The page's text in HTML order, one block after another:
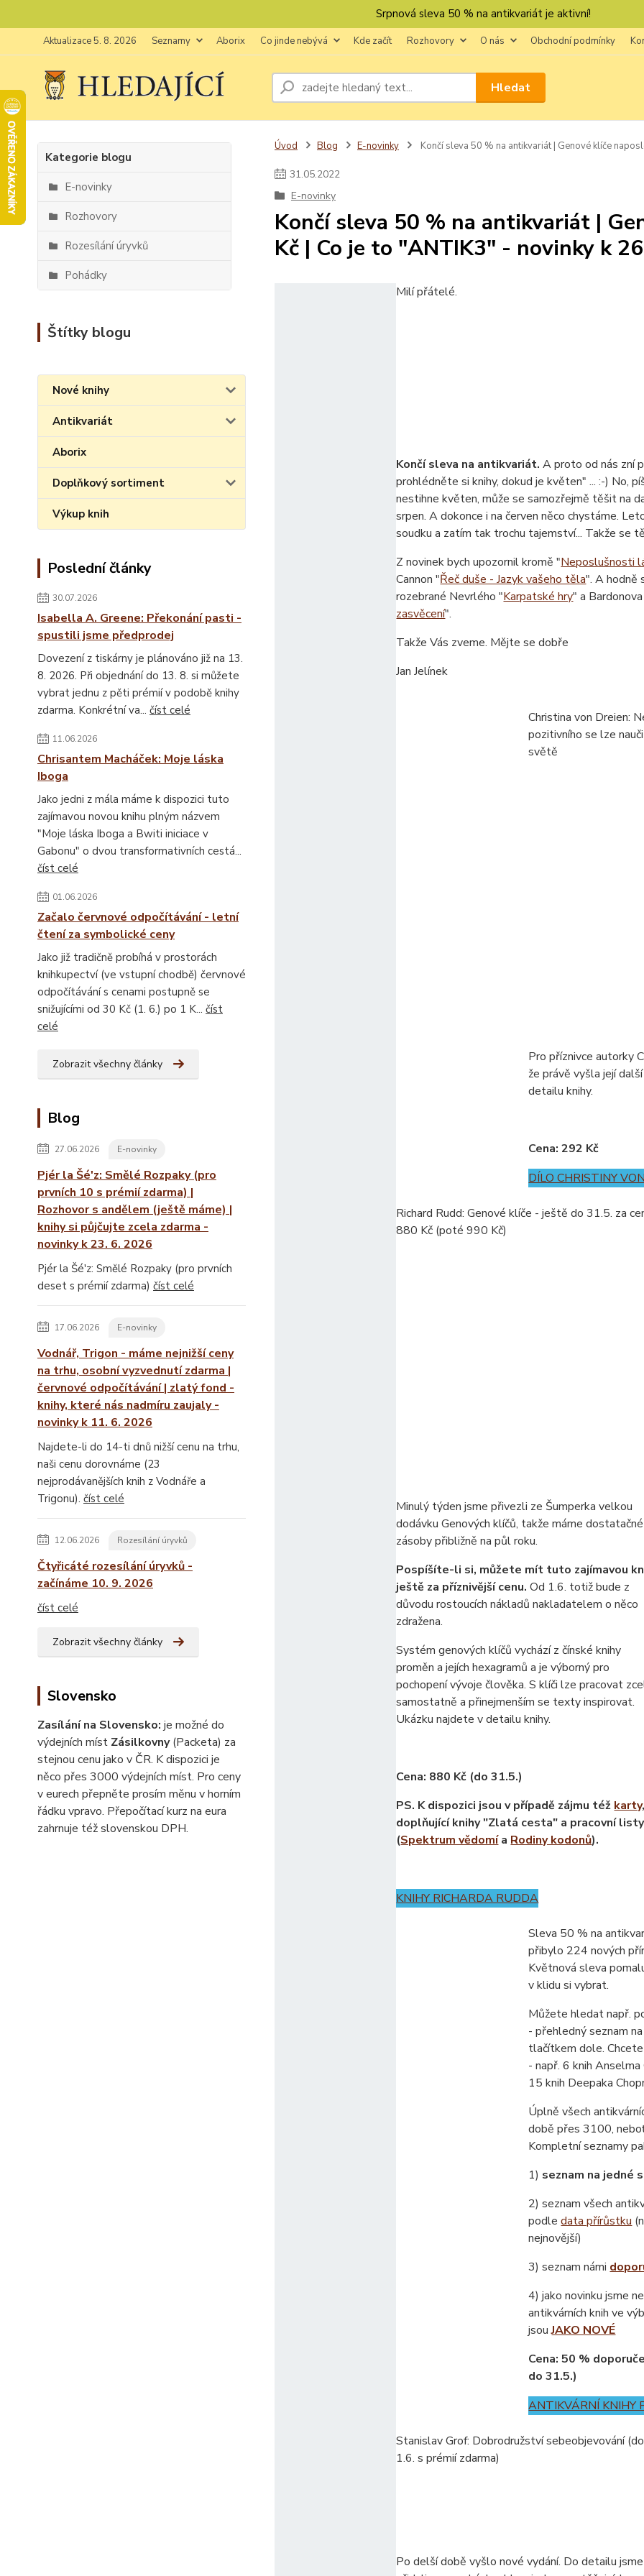
Srpnová sleva 50 % na antikvariát je aktivní!
Aktualizace 5. 8. 2026 Seznamy Aborix Co jinde nebývá Kde začít Rozhovory O nás Obchodní podmínky
Hledat
Kategorie blogu
E-novinky
Rozhovory
Rozesílání úryvků
Pohádky
Štítky blogu
Nové knihy
Antikvariát
Aborix
Doplňkový sortiment
Výkup knih
Poslední články
30.07.2026
Isabella A. Greene: Překonání pasti -
spustili jsme předprodej
Dovezení z tiskárny je plánováno již na 13.
8. 2026. Při objednání do 13. 8. si můžete
vybrat jednu z pěti prémií v podobě knihy
zdarma. Konkrétní va... číst celé
11.06.2026
Chrisantem Macháček: Moje láska
Iboga
Jako jedni z mála máme k dispozici tuto
zajímavou novou knihu plným názvem
"Moje láska Iboga a Bwiti iniciace v
Gabonu" o dvou transformativních cestá...
číst celé
01.06.2026
Začalo červnové odpočítávání - letní
čtení za symbolické ceny
Jako již tradičně probíhá v prostorách
knihkupectví (ve vstupní chodbě) červnové
odpočítávání s cenami postupně se
snižujícími od 30 Kč (1. 6.) po 1 K... číst
celé
Zobrazit všechny články
Blog
27.06.2026 E-novinky
Pjér la Šé'z: Smělé Rozpaky (pro
prvních 10 s prémií zdarma) |
Rozhovor s andělem (ještě máme) |
knihy si půjčujte zcela zdarma -
novinky k 23. 6. 2026
Pjér la Šé'z: Smělé Rozpaky (pro prvních
deset s prémií zdarma) číst celé
17.06.2026 E-novinky
Vodnář, Trigon - máme nejnižší ceny
na trhu, osobní vyzvednutí zdarma |
červnové odpočítávání | zlatý fond -
knihy, které nás nadmíru zaujaly -
novinky k 11. 6. 2026
Najdete-li do 14-ti dnů nižší cenu na trhu,
naši cenu dorovnáme (23
nejprodávanějších knih z Vodnáře a
Trigonu). číst celé
12.06.2026 Rozesílání úryvků
Čtyřicáté rozesílání úryvků -
začínáme 10. 9. 2026
číst celé
Zobrazit všechny články
Slovensko
Zasílání na Slovensko: je možné do
výdejních míst Zásilkovny(Packeta) za
stejnou cenu jako v ČR. K dispozici je
něco přes 3000 výdejních míst. Pro ceny
v eurech přepněte prosím měnu v horním
řádku vpravo. Přepočítací kurz na eura
zahrnuje též slovenskou DPH.
Úvod Blog E-novinky Končí sleva 50 % na antikvariát | Genové klíče
31.05.2022
E-novinky
Končí sleva 50 % na antikvariát |
Kč | Co je to "ANTIK3" - novinky k
Milí přátelé.
Končí sleva na antikvariát. A proto od nás zní
prohlédněte si knihy, dokud je květen" ... :-) No,
nestihne květen, může se samozřejmě těšit na
srpen. A dokonce i na červen něco chystáme.
soudku a zatím tak trochu tajemství... Takže se
Z novinek bych upozornil kromě "Neposlušnosti
Cannon "Řeč duše - Jazyk vašeho těla". A hodně
rozebrané Nevrlého "Karpatské hry" a
zasvěcení".
Takže Vás zveme. Mějte se dobře
Jan Jelínek
Christina von Dreien:
pozitivního se lze
světě
Pro příznivce autorky
že právě vyšla její
detailu knihy.
Cena: 292 Kč
DÍLO CHRISTINY
Richard Rudd: Genové klíče - ještě do 31.5. za
880 Kč (poté 990 Kč)
Minulý týden jsme přivezli ze Šumperka velkou
dodávku Genových klíčů, takže máme dostatačné
zásoby přibližně na půl roku.
Pospíšíte-li si, můžete mít tuto zajímavou
ještě za příznivější cenu. Od 1.6. totiž bude z
důvodu rostoucích nákladů nakladatelem o něco
zdražena.
Systém genových klíčů vychází z čínské knihy
proměn a jejích hexagramů a je výborný pro
pochopení vývoje člověka. S klíči lze pracovat
samostatně a přinejmenším se texty inspirovat.
Ukázku najdete v detailu knihy.
Cena: 880 Kč (do 31.5.)
PS. K dispozici jsou v případě zájmu též karty
doplňující knihy "Zlatá cesta" a pracovní listy
(Spektrum vědomía Rodiny kodonů).
KNIHY RICHARDA RUDDA
Sleva 50 % na
přibylo 224 nových
Květnová sleva
v klidu si vybrat.
Můžete hledat např.
- přehledný seznam
tlačítkem dole.
- např. 6 knih
15 knih Deepaka
Úplně všech
době přes 3100,
Kompletní seznamy
1) seznam na jedné
2) seznam všech
podledata přírůstku
nejnovější)
3) seznam námi
4) jako novinku jsme
antikvárních knih ve
jsouJAKO NOVÉ
Cena: 50 %
do 31.5.)
ANTIKVÁRNÍ KNIHY
Stanislav Grof: Dobrodružství sebeobjevování (do
1.6. s prémií zdarma)
Po delší době vyšlo nové vydání. Do detailu jsme